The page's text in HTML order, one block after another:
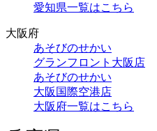
愛知県一覧はこちら
大阪府
あそびのせかい
グランフロント大阪店
あそびのせかい
大阪国際空港店
大阪府一覧はこちら